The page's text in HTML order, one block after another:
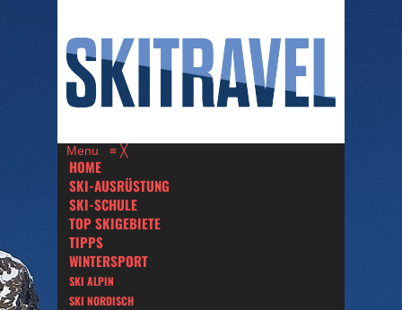
Menu ≡ ╳
HOME
SKI-AUSRÜSTUNG
SKI-SCHULE
TOP SKIGEBIETE
TIPPS
WINTERSPORT
SKI ALPIN
SKI NORDISCH